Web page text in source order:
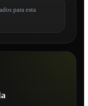
para esta